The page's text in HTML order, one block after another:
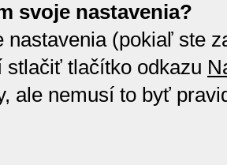
svoje nastavenia?
nastavenia (pokiaľ ste
stlačiť tlačítko odkazu
ale nemusí to byť